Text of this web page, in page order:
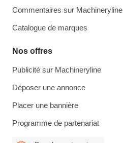
Commentaires sur Machineryline
Catalogue de marques
Nos offres
Publicité sur Machineryline
Déposer une annonce
Placer une bannière
Programme de partenariat